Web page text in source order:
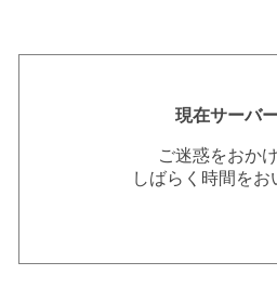
現在サーバ
ご迷惑をおか
しばらく時間を